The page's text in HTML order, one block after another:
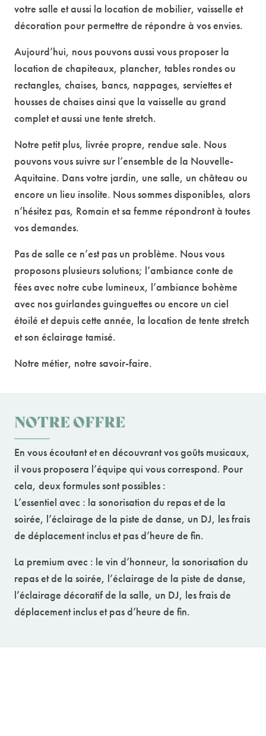
votre salle et aussi la location de mobilier, vaisselle et
décoration pour permettre de répondre à vos envies.
Aujourd’hui, nous pouvons aussi vous proposer la
location de chapiteaux, plancher, tables rondes ou
rectangles, chaises, bancs, nappages, serviettes et
housses de chaises ainsi que la vaisselle au grand
complet et aussi une tente stretch.
Notre petit plus, livrée propre, rendue sale. Nous
pouvons vous suivre sur l’ensemble de la Nouvelle-
Aquitaine. Dans votre jardin, une salle, un château ou
encore un lieu insolite. Nous sommes disponibles, alors
n’hésitez pas, Romain et sa femme répondront à toutes
vos demandes.
Pas de salle ce n’est pas un problème. Nous vous
proposons plusieurs solutions; l’ambiance conte de
fées avec notre cube lumineux, l’ambiance bohème
avec nos guirlandes guinguettes ou encore un ciel
étoilé et depuis cette année, la location de tente stretch
et son éclairage tamisé.
Notre métier, notre savoir-faire.
NOTRE OFFRE
En vous écoutant et en découvrant vos goûts musicaux,
il vous proposera l’équipe qui vous correspond. Pour
cela, deux formules sont possibles :
L’essentiel avec : la sonorisation du repas et de la
soirée, l’éclairage de la piste de danse, un DJ, les frais
de déplacement inclus et pas d’heure de fin.
La premium avec : le vin d’honneur, la sonorisation du
repas et de la soirée, l’éclairage de la piste de danse,
l’éclairage décoratif de la salle, un DJ, les frais de
déplacement inclus et pas d’heure de fin.